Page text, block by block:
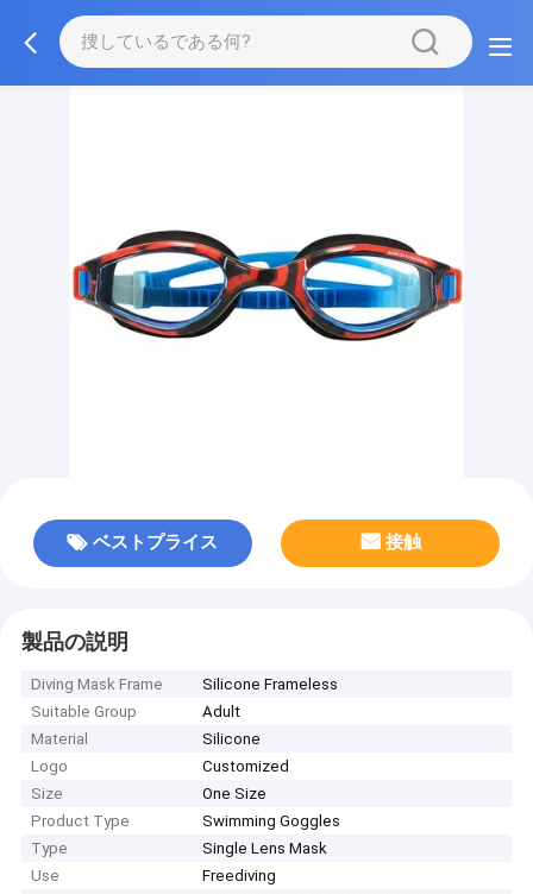
ベストプライス 接触
製品の説明
Diving Mask Frame
Silicone Frameless
Suitable Group
Adult
Material
Silicone
Logo
Customized
Size
One Size
Product Type
Swimming Goggles
Type
Single Lens Mask
Use
Freediving